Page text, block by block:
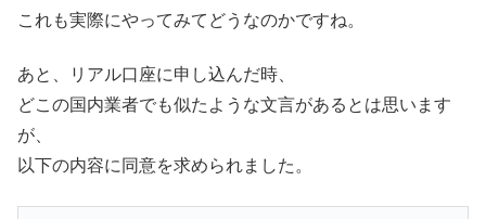
これも実際にやってみてどうなのかですね。
あと、リアル口座に申し込んだ時、
どこの国内業者でも似たような文言があるとは思います
が、
以下の内容に同意を求められました。